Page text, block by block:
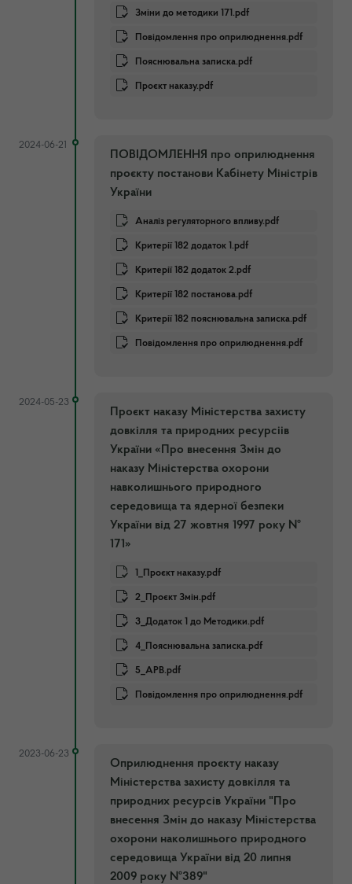
Зміни до методики 171.pdf
Повідомлення про оприлюднення.pdf
Пояснювальна записка.pdf
Проєкт наказу.pdf
2024-06-21
ПОВІДОМЛЕННЯ про оприлюднення
проєкту постанови Кабінету Міністрів
України
Аналіз регуляторного впливу.pdf
Критерії 182 додаток 1.pdf
Критерії 182 додаток 2.pdf
Критерії 182 постанова.pdf
Критерії 182 пояснювальна записка.pdf
Повідомлення про оприлюднення.pdf
2024-05-23
Проєкт наказу Міністерства захисту
довкілля та природних ресурсіів
України «Про внесення Змін до
наказу Міністерства охорони
навколишнього природного
середовища та ядерної безпеки
України від 27 жовтня 1997 року №
171»
1_Проєкт наказу.pdf
2_Проєкт Змін.pdf
3_Додаток 1 до Методики.pdf
4_Пояснювальна записка.pdf
5_АРВ.pdf
Повідомлення про оприлюднення.pdf
2023-06-23
Оприлюднення проєкту наказу
Міністерства захисту довкілля та
природних ресурсів України "Про
внесення Змін до наказу Міністерства
охорони наколишнього природного
середовища України від 20 липня
2009 року №389"